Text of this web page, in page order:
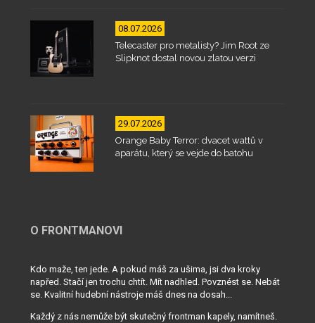
08.07.2026
Telecaster pro metalisty? Jim Root ze
Slipknot dostal novou zlatou verzi
29.07.2026
Orange Baby Terror: dvacet wattů v
aparátu, který se vejde do batohu
O FRONTMANOVI
Kdo maže, ten jede. A pokud máš za ušima, jsi dva kroky
napřed. Stačí jen trochu chtít. Mít nadhled. Povznést se. Nebát
se. Kvalitní hudební nástroje máš dnes na dosah...
Každý z nás nemůže být skutečný frontman kapely, namítneš.